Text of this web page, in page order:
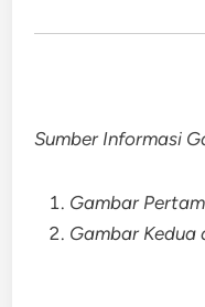
Sumber Informasi
Gambar
Gambar